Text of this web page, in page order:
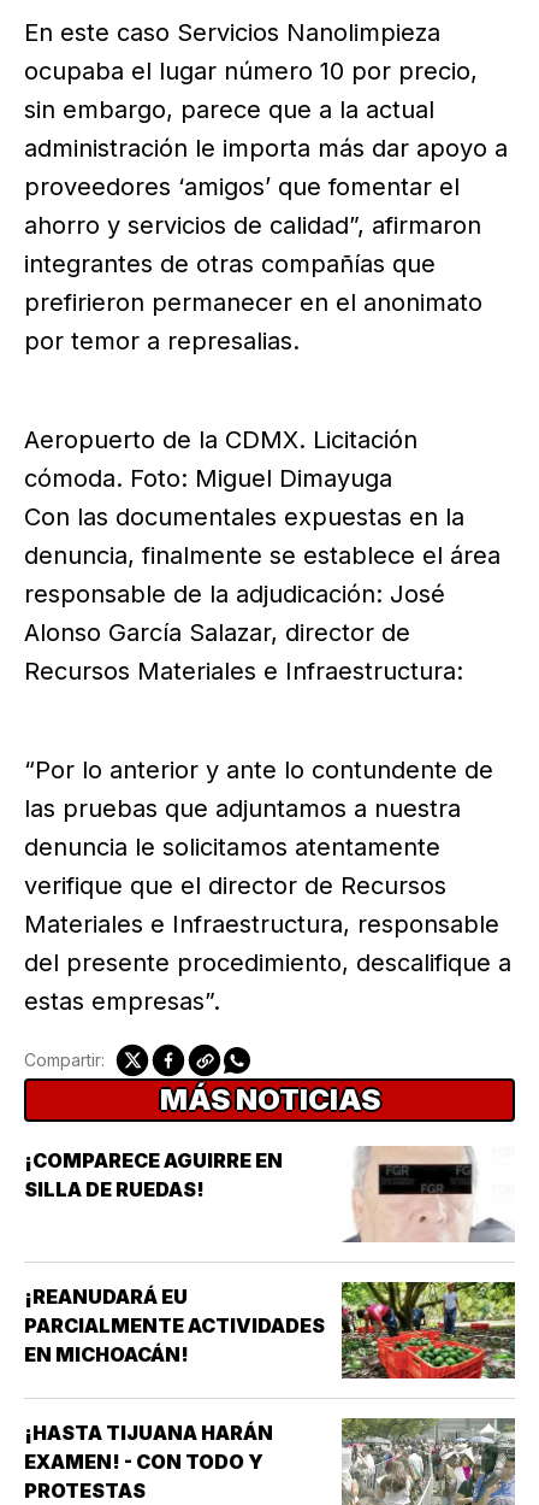
En este caso Servicios Nanolimpieza
ocupaba el lugar número 10 por precio,
sin embargo, parece que a la actual
administración le importa más dar apoyo a
proveedores ‘amigos’ que fomentar el
ahorro y servicios de calidad”, afirmaron
integrantes de otras compañías que
prefirieron permanecer en el anonimato
por temor a represalias.
Aeropuerto de la CDMX. Licitación
cómoda. Foto: Miguel Dimayuga
Con las documentales expuestas en la
denuncia, finalmente se establece el área
responsable de la adjudicación: José
Alonso García Salazar, director de
Recursos Materiales e Infraestructura:
“Por lo anterior y ante lo contundente de
las pruebas que adjuntamos a nuestra
denuncia le solicitamos atentamente
verifique que el director de Recursos
Materiales e Infraestructura, responsable
del presente procedimiento, descalifique a
estas empresas”.
Compartir:
MÁS NOTICIAS
¡COMPARECE AGUIRRE EN
SILLA DE RUEDAS!
¡REANUDARÁ EU
PARCIALMENTE ACTIVIDADES
EN MICHOACÁN!
¡HASTA TIJUANA HARÁN
EXAMEN! - CON TODO Y
PROTESTAS